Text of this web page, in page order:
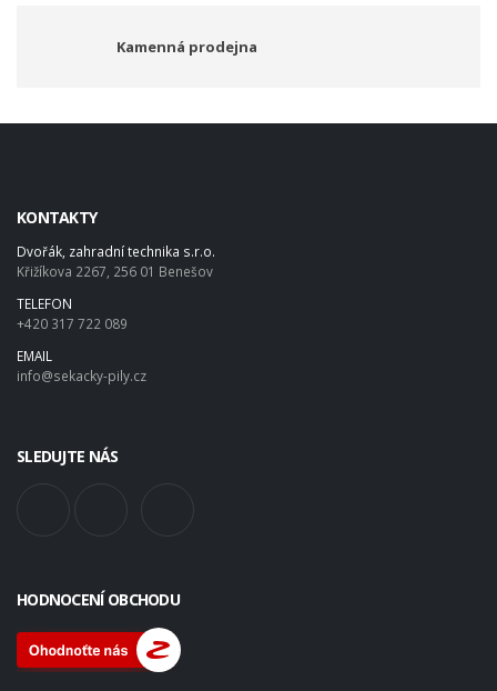
Kamenná prodejna
KONTAKTY
Dvořák, zahradní technika s.r.o.
Křižíkova 2267, 256 01 Benešov
TELEFON
+420 317 722 089
EMAIL
info@sekacky-pily.cz
SLEDUJTE NÁS
HODNOCENÍ OBCHODU